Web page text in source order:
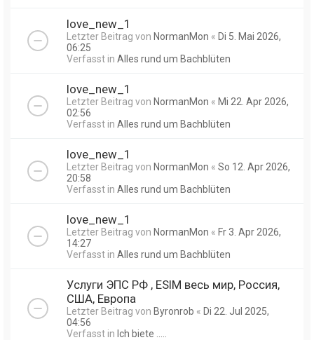
love_new_1
Letzter Beitrag von NormanMon « Di 5. Mai 2026,
06:25
Verfasst in Alles rund um Bachblüten
love_new_1
Letzter Beitrag von NormanMon « Mi 22. Apr 2026,
02:56
Verfasst in Alles rund um Bachblüten
love_new_1
Letzter Beitrag von NormanMon « So 12. Apr 2026,
20:58
Verfasst in Alles rund um Bachblüten
love_new_1
Letzter Beitrag von NormanMon « Fr 3. Apr 2026,
14:27
Verfasst in Alles rund um Bachblüten
Услуги ЭПС РФ , ESIM весь мир, Россия,
США, Европа
Letzter Beitrag von Byronrob « Di 22. Jul 2025,
04:56
Verfasst in Ich biete .....